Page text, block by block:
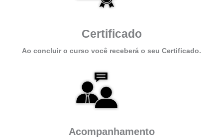
Certificado
Ao concluir o curso você receberá o seu Certificado.
Acompanhamento